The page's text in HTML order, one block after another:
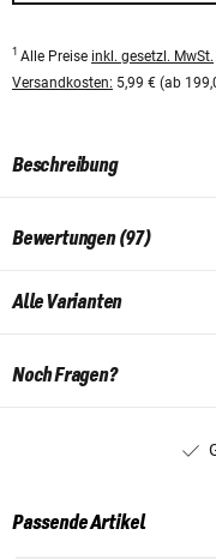
1 Alle Preise inkl. gesetzl. MwSt.
Versandkosten: 5,99 € (ab
Beschreibung
Bewertungen (97)
Alle Varianten
Noch Fragen?
Passende Artikel